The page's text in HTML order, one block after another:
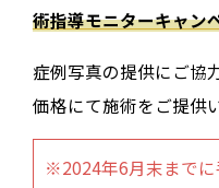
術指導モニターキャン
症例写真の提供にご協
価格にて施術をご提供
※2024年6月末まで